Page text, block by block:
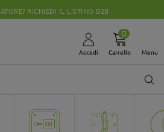
DALLO 08 AL 30 AGOSTO
Accedi
0
Carrello Menu